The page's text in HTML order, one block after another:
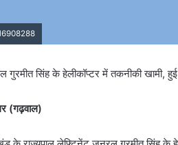
गुरमीत सिंह के हेलीकॉप्टर में तकनीकी खामी,
(गढ़वाल)